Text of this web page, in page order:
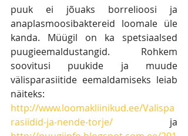
puuk ei jõuaks borrelioosi ja
anaplasmoosibaktereid loomale üle
kanda. Müügil on ka spetsiaalsed
puugieemaldustangid. Rohkem
soovitusi puukide ja muude
välisparasiitide eemaldamiseks leiab
näiteks:
http://www.loomakliinikud.ee/Valispa
rasiidid-ja-nende-torje/